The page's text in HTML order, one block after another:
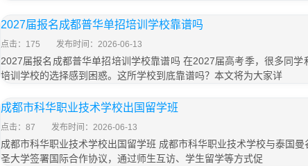
2027届报名成都普华单招培训学校靠谱吗
点击：175 发布时间：2026-06-13
2027届报名成都普华单招培训学校靠谱吗 在2027届高考季，很多同学
培训学校的选择感到困惑。这所学校到底靠谱吗？本文将为大家详
成都市科华职业技术学校出国留学班
点击：87 发布时间：2026-06-13
成都市科华职业技术学校出国留学班 成都市科华职业技术学校与泰国
圣大学签署国际合作协议，通过师生互访、学生留学等方式促